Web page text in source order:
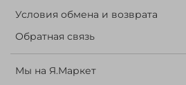
Условия обмена и возврата
Обратная связь
Мы на Я.Маркет